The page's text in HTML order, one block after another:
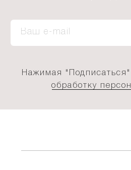
Нажимая
обработку